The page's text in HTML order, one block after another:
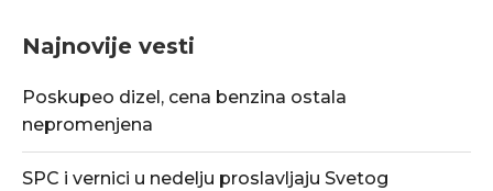
Najnovije vesti
Poskupeo dizel, cena benzina ostala
nepromenjena
SPC i vernici u nedelju proslavljaju Svetog